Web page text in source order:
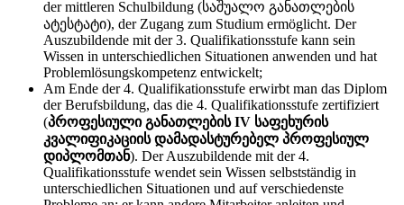
der mittleren Schulbildung (საშუალო განათლების
ატესტატი), der Zugang zum Studium ermöglicht. Der
Auszubildende mit der 3. Qualifikationsstufe kann sein
Wissen in unterschiedlichen Situationen anwenden und hat
Problemlösungskompetenz entwickelt;
Am Ende der 4. Qualifikationsstufe erwirbt man das Diplom
der Berufsbildung, das die 4. Qualifikationsstufe zertifiziert
(პროფესიული განათლების IV საფეხურის
კვალიფიკაციის დამადასტურებელ პროფესიულ
დიპლომთან). Der Auszubildende mit der 4.
Qualifikationsstufe wendet sein Wissen selbstständig in
unterschiedlichen Situationen und auf verschiedenste